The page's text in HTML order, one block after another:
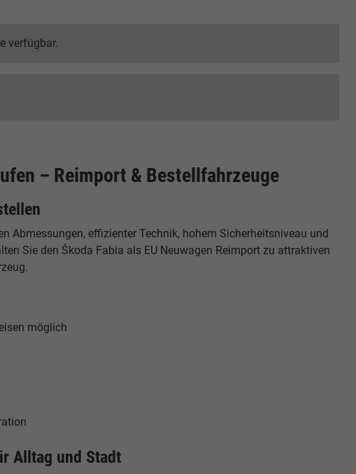
verfügbar.
– Reimport & Bestellfahrzeuge
Abmessungen, effizienter Technik, hohem Sicherheitsniveau und
Sie den Škoda Fabia als EU Neuwagen Reimport zu attraktiven
möglich
Alltag und Stadt